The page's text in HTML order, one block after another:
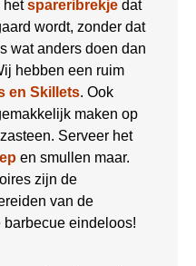
hetspareribrekje dat
wordt, zonder dat
wat anders doen dan
hebben een ruim
en Skillets. Ook
maken op
Serveer het
en smullen maar.
zijn de
van de
barbecue eindeloos!